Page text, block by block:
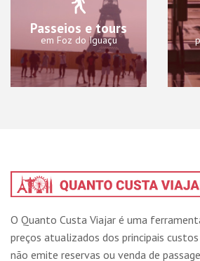
Passeios e tours
em Foz do Iguaçu
O Quanto Custa Viajar é uma
preços atualizados dos principais
não emite reservas ou venda de